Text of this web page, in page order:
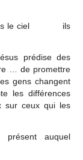
le ciel ils
prédise des
… de promettre
gens changent
les différences
sur ceux qui les
auquel